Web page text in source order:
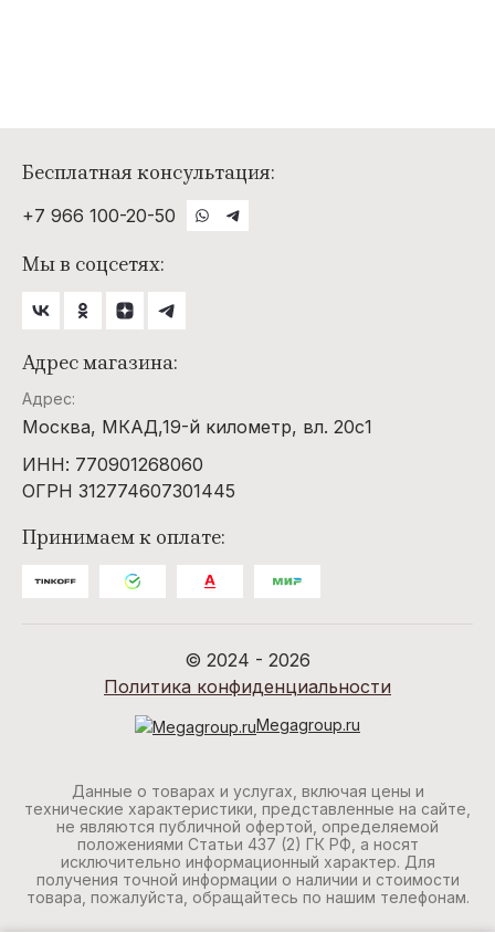
Бесплатная консультация:
+7 966 100-20-50
Мы в соцсетях:
Адрес магазина:
Адрес:
Москва, МКАД,19-й километр, вл. 20с1
ИНН: 770901268060
ОГРН 312774607301445
Принимаем к оплате:
© 2024 - 2026
Политика конфиденциальности
Megagroup.ru
Данные о товарах и услугах, включая цены и
технические характеристики, представленные на сайте,
не являются публичной офертой, определяемой
положениями Статьи 437 (2) ГК РФ, а носят
исключительно информационный характер. Для
получения точной информации о наличии и стоимости
товара, пожалуйста, обращайтесь по нашим телефонам.